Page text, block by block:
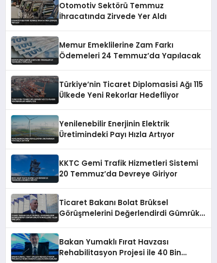
Otomotiv Sektörü Temmuz
İhracatında Zirvede Yer Aldı
Memur Emeklilerine Zam Farkı
Ödemeleri 24 Temmuz’da Yapılacak
Türkiye’nin Ticaret Diplomasisi Ağı 115
Ülkede Yeni Rekorlar Hedefliyor
Yenilenebilir Enerjinin Elektrik
Üretimindeki Payı Hızla Artıyor
KKTC Gemi Trafik Hizmetleri Sistemi
20 Temmuz’da Devreye Giriyor
Ticaret Bakanı Bolat Brüksel
Görüşmelerini Değerlendirdi Gümrük
Bakan Yumaklı Fırat Havzası
Rehabilitasyon Projesi ile 40 Bin